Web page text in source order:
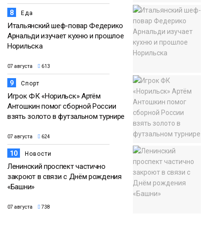
8 Еда
Итальянский шеф-повар Федерико
Арнальди изучает кухню и прошлое
Норильска
07 августа 613
9 Спорт
Игрок ФК «Норильск» Артём
Антошкин помог сборной России
взять золото в футзальном турнире
07 августа 624
10 Новости
Ленинский проспект частично
закроют в связи с Днём рождения
«Башни»
07 августа 738